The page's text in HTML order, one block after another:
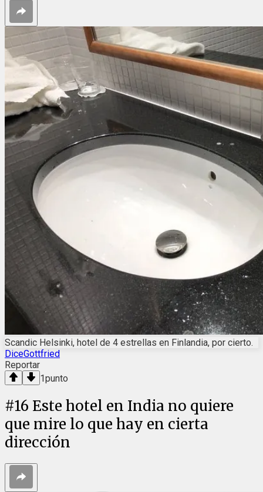
Scandic Helsinki, hotel de 4 estrellas en Finlandia, por cierto.
DiceGottfried
Reportar
1punto
#16 Este hotel en India no quiere
que mire lo que hay en cierta
dirección